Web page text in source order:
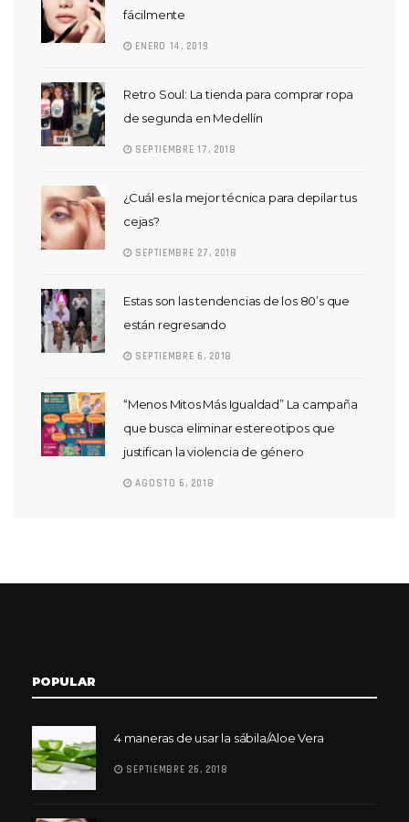
fácilmente
ENERO 14, 2019
Retro Soul: La tienda para comprar ropa
de segunda en Medellín
SEPTIEMBRE 17, 2018
¿Cuál es la mejor técnica para depilar tus
cejas?
SEPTIEMBRE 27, 2018
Estas son las tendencias de los 80’s que
están regresando
SEPTIEMBRE 6, 2018
“Menos Mitos Más Igualdad” La campaña
que busca eliminar estereotipos que
justifican la violencia de género
AGOSTO 6, 2018
POPULAR
4 maneras de usar la sábila/Aloe Vera
SEPTIEMBRE 26, 2018